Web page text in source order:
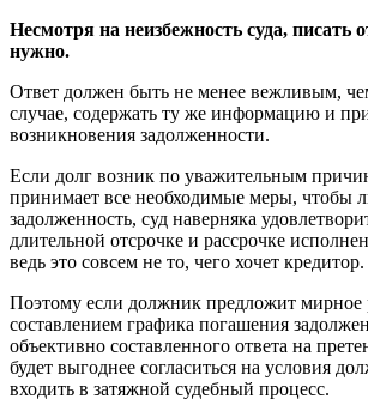
Несмотря на неизбежность суда, писать
нужно.
Ответ должен быть не менее вежливым,
случае, содержать ту же информацию и
возникновения задолженности.
Если долг возник по уважительным
принимает все необходимые меры, чтобы
задолженность, суд наверняка
длительной отсрочке и рассрочке
ведь это совсем не то, чего хочет кредитор.
Поэтому если должник предложит мирное
составлением графика погашения
объективно составленного ответа на
будет выгоднее согласиться на условия
входить в затяжной судебный процесс.